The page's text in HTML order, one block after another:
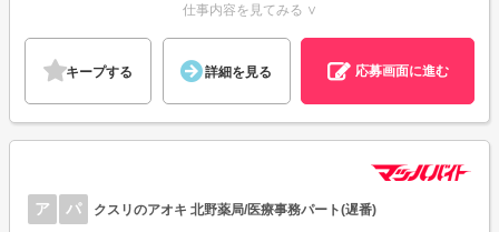
仕事内容を見てみる ∨
キープする 詳細を見る 応募画面に進む
ア パ クスリのアオキ 北野薬局/医療事務パート(遅番)